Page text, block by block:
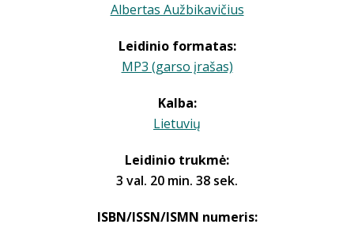
Albertas Aužbikavičius
Leidinio formatas:
MP3 (garso įrašas)
Kalba:
Lietuvių
Leidinio trukmė:
3 val. 20 min. 38 sek.
ISBN/ISSN/ISMN numeris: